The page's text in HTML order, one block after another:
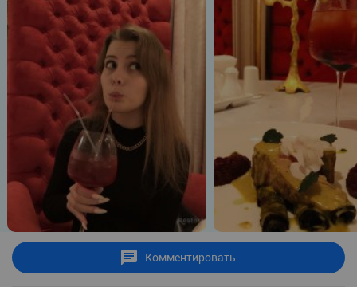
Комментировать